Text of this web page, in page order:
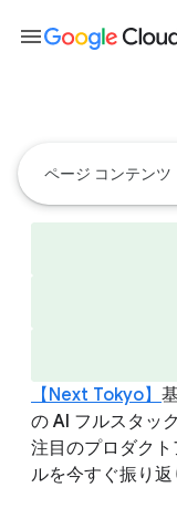
ページ コンテンツ
【Next Tokyo】
の AI フルスタッ
注目のプロダク
ルを今すぐ振り返
menu